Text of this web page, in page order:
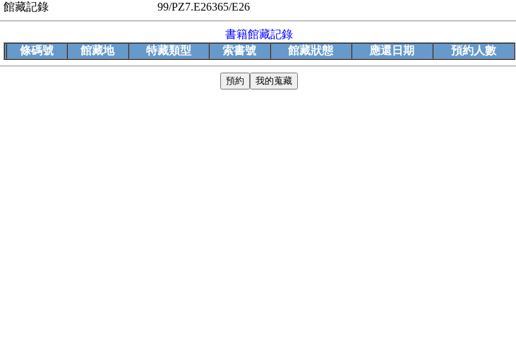
館藏記錄
99/PZ7.E26365/E26
書籍館藏記錄
條碼號
館藏地 特藏類型 索書號 館藏狀態 應還日期 預約人數